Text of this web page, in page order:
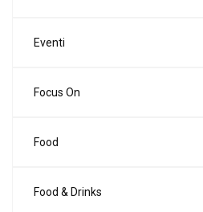
Eventi
Focus On
Food
Food & Drinks